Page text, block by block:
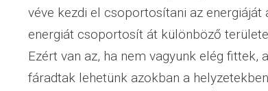
véve kezdi el csoportosítani az energiáját
energiát csoportosít át különböző
Ezért van az, ha nem vagyunk elég fittek,
fáradtak lehetünk azokban a